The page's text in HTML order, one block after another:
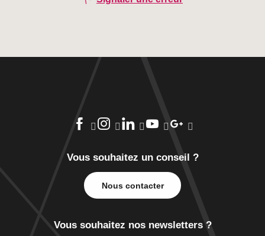
Vous souhaitez un conseil ?
Nous contacter
Vous souhaitez nos newsletters ?